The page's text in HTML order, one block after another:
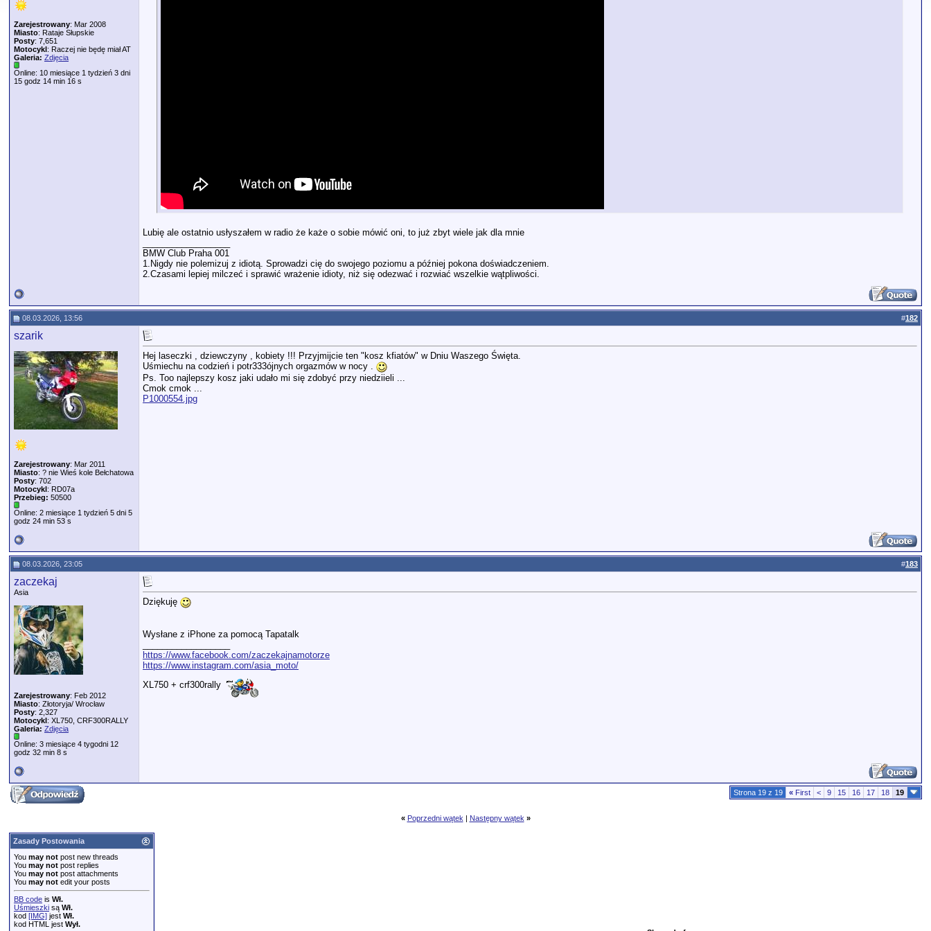
Zarejestrowany: Mar 2008
Miasto: Rataje Słupskie
Posty: 7,651
Motocykl: Raczej nie będę miał AT
Galeria: Zdjęcia
Online: 10 miesiące 1 tydzień 3 dni
15 godz 14 min 16 s
Lubię ale ostatnio usłyszałem w radio że każe o sobie mówić oni, to już zbyt wiele jak dla mnie
BMW Club Praha 001
1.Nigdy nie polemizuj z idiotą. Sprowadzi cię do swojego poziomu a później pokona doświadczeniem.
2.Czasami lepiej milczeć i sprawić wrażenie idioty, niż się odezwać i rozwiać wszelkie wątpliwości.
08.03.2026, 13:56 #182
szarik
Zarejestrowany: Mar 2011
Miasto: ? nie Wieś kole Bełchatowa
Posty: 702
Motocykl: RD07a
Przebieg: 50500
Online: 2 miesiące 1 tydzień 5 dni 5
godz 24 min 53 s
Hej laseczki , dziewczyny , kobiety !!! Przyjmijcie ten "kosz kfiatów" w Dniu Waszego Święta.
Uśmiechu na codzień i potr333ójnych orgazmów w nocy .
Ps. Too najlepszy kosz jaki udało mi się zdobyć przy niedziieli ...
Cmok cmok ...
P1000554.jpg
08.03.2026, 23:05 #183
zaczekaj
Asia
Zarejestrowany: Feb 2012
Miasto: Złotoryja/ Wrocław
Posty: 2,327
Motocykl: XL750, CRF300RALLY
Galeria: Zdjęcia
Online: 3 miesiące 4 tygodni 12
godz 32 min 8 s
Dziękuję
Wysłane z iPhone za pomocą Tapatalk
https://www.facebook.com/zaczekajnamotorze
https://www.instagram.com/asia_moto/
XL750 + crf300rally
Strona 19 z 19 « First < 9 15 16 17 18 19
« Poprzedni wątek | Następny wątek »
Zasady Postowania
You may not post new threads
You may not post replies
You may not post attachments
You may not edit your posts
BB code is Wł.
Uśmieszki są Wł.
kod [IMG] jest Wł.
kod HTML jest Wył.